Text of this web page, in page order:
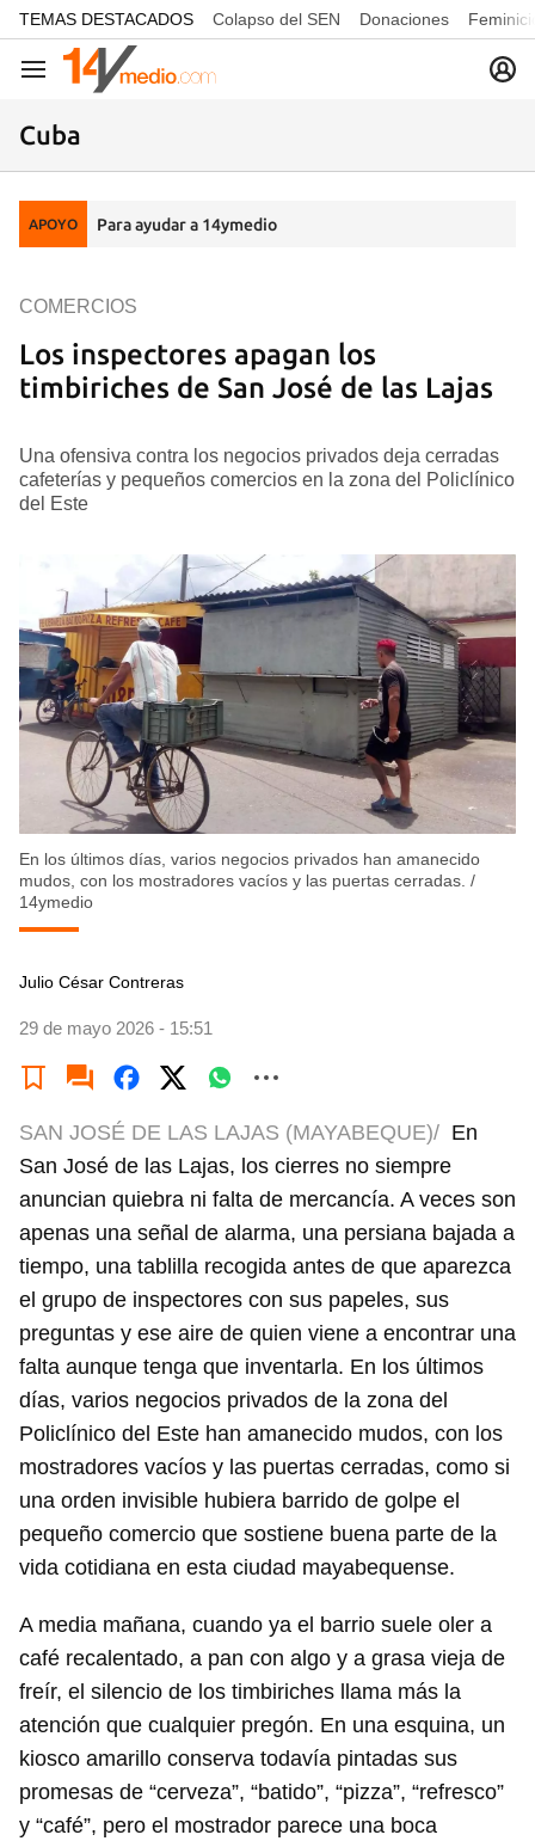
common.go-to-content
TEMAS DESTACADOS Colapso del SEN Donaciones
Navegación
Cuba
APOYO Para ayudar a 14ymedio
Los inspectores apagan los
timbiriches de San José de las Lajas
COMERCIOS
Una ofensiva contra los negocios privados deja cerradas
cafeterías y pequeños comercios en la zona del Policlínico
del Este
En los últimos días, varios negocios privados han amanecido
mudos, con los mostradores vacíos y las puertas cerradas. /
14ymedio
Julio César Contreras
29 de mayo 2026 - 15:51
SAN JOSÉ DE LAS LAJAS (MAYABEQUE)/ En
San José de las Lajas, los cierres no siempre
anuncian quiebra ni falta de mercancía. A veces son
apenas una señal de alarma, una persiana bajada a
tiempo, una tablilla recogida antes de que aparezca
el grupo de inspectores con sus papeles, sus
preguntas y ese aire de quien viene a encontrar una
falta aunque tenga que inventarla. En los últimos
días, varios negocios privados de la zona del
Policlínico del Este han amanecido mudos, con los
mostradores vacíos y las puertas cerradas, como si
una orden invisible hubiera barrido de golpe el
pequeño comercio que sostiene buena parte de la
vida cotidiana en esta ciudad mayabequense.
A media mañana, cuando ya el barrio suele oler a
café recalentado, a pan con algo y a grasa vieja de
freír, el silencio de los timbiriches llama más la
atención que cualquier pregón. En una esquina, un
kiosco amarillo conserva todavía pintadas sus
promesas de “cerveza”, “batido”, “pizza”, “refresco”
y “café”, pero el mostrador parece una boca